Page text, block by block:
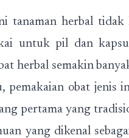
tanaman herbal tidak
untuk pil dan
herbal semakin
pemakaian obat jenis
pertama yang
yang dikenal